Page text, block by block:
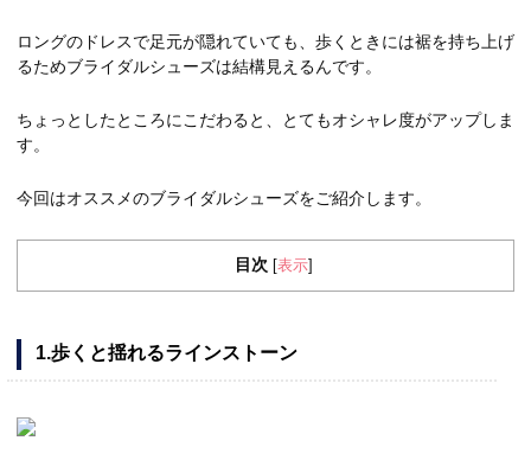
ロングのドレスで足元が隠れていても、歩くときには裾を持ち上げ
るためブライダルシューズは結構見えるんです。
ちょっとしたところにこだわると、とてもオシャレ度がアップしま
す。
今回はオススメのブライダルシューズをご紹介します。
目次 表示
1.歩くと揺れるラインストーン